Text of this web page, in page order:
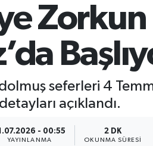
seferleri 4
açıklandı.
- 00:55
YAYINLANMA
2 DK
OKUNMA SÜRESI